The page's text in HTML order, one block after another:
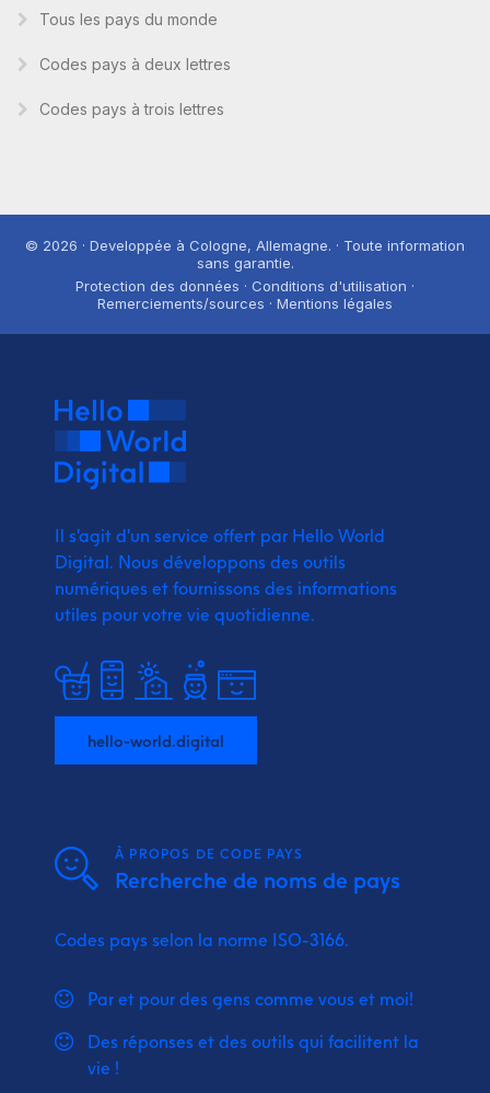
Tous les pays du monde
Codes pays à deux lettres
Codes pays à trois lettres
© 2026 · Developpée à Cologne, Allemagne. · Toute information
sans garantie.
Protection des données · Conditions d'utilisation ·
Remerciements/sources · Mentions légales
Il s'agit d'un service offert par Hello World
Digital. Nous développons des outils
numériques et fournissons des informations
utiles pour votre vie quotidienne.
hello-world.digital
À PROPOS DE CODE PAYS
Rercherche de noms de pays
Codes pays selon la norme ISO-3166.
Par et pour des gens comme vous et moi!
Des réponses et des outils qui facilitent la
vie !